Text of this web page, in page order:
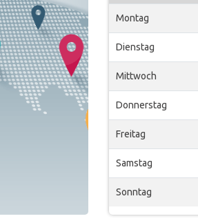
Montag
Dienstag
Mittwoch
Donnerstag
Freitag
Samstag
Sonntag